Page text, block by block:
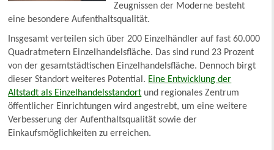
Zeugnissen der Moderne besteht
eine besondere Aufenthaltsqualität.
Insgesamt verteilen sich über 200 Einzelhändler auf fast 60.000
Quadratmetern Einzelhandelsfläche. Das sind rund 23 Prozent
von der gesamtstädtischen Einzelhandelsfläche. Dennoch birgt
dieser Standort weiteres Potential. Eine Entwicklung der
Altstadt als Einzelhandelsstandort und regionales Zentrum
öffentlicher Einrichtungen wird angestrebt, um eine weitere
Verbesserung der Aufenthaltsqualität sowie der
Einkaufsmöglichkeiten zu erreichen.